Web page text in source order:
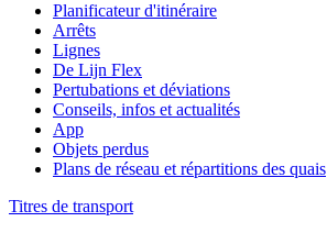
Planificateur d'itinéraire
Arrêts
Lignes
De Lijn Flex
Pertubations et déviations
Conseils, infos et actualités
App
Objets perdus
Plans de réseau et répartitions des quais
Titres de transport